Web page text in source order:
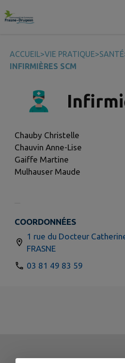
Contenu
ACCUEIL>VIE PRATIQUE>SANTÉ
INFIRMIÈRES SCM
Chauby Christelle
Chauvin Anne-Lise
Gaiffe Martine
Mulhauser Maude
COORDONNÉES
1 rue du Docteur
FRASNE
03 81 49 83 59